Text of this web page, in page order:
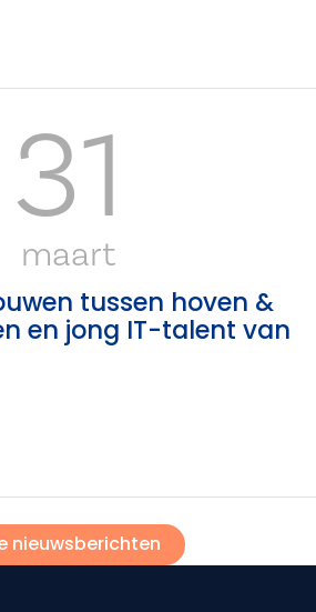
31
maart
tussen hoven &
en jong IT-talent van
nieuwsberichten